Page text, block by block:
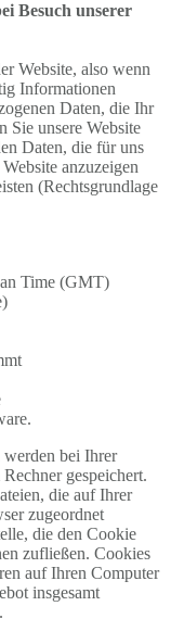
Besuch unserer
Website, also wenn
Informationen
Daten, die Ihr
Sie unsere Website
Daten, die für uns
anzuzeigen
(Rechtsgrundlage
Time (GMT)
bei Ihrer
gespeichert.
die auf Ihrer
zugeordnet
die den Cookie
zufließen. Cookies
auf Ihren Computer
insgesamt